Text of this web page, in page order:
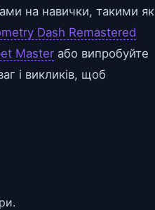
на навички, такими як
Dash Remastered
Master або випробуйте
і викликів, щоб